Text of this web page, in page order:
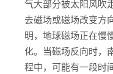
气大部分被太阳风吹
去磁场或磁场改变方
明，地球磁场正在慢
化。当磁场反向时，
程中，可能有一段时